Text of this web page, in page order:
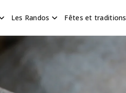
Les Randos Fêtes et traditions